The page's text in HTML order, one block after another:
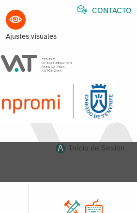
Ajustes visuales
CONTACTO
Inicio de Sesión